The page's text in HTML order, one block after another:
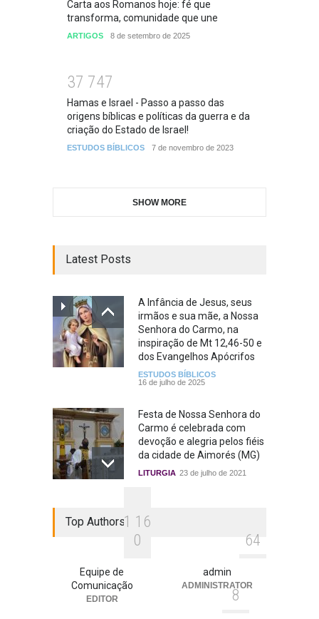
Carta aos Romanos hoje: fé que
transforma, comunidade que une
ARTIGOS 8 de setembro de 2025
37 747
Hamas e Israel - Passo a passo das
origens bíblicas e políticas da guerra e da
criação do Estado de Israel!
ESTUDOS BÍBLICOS 7 de novembro de 2023
SHOW MORE
Latest Posts
A Infância de Jesus, seus
irmãos e sua mãe, a Nossa
Senhora do Carmo, na
inspiração de Mt 12,46-50 e
dos Evangelhos Apócrifos
ESTUDOS BÍBLICOS
16 de julho de 2025
Festa de Nossa Senhora do
Carmo é celebrada com
devoção e alegria pelos fiéis
da cidade de Aimorés (MG)
LITURGIA 23 de julho de 2021
Top Authors1 1 6
0
Equipe de
Comunicação
EDITOR
64
admin
ADMINISTRATOR
8